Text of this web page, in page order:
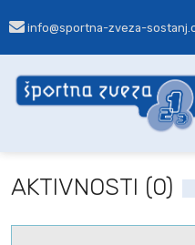
info@sportna-zveza-
AKTIVNOSTI (0)